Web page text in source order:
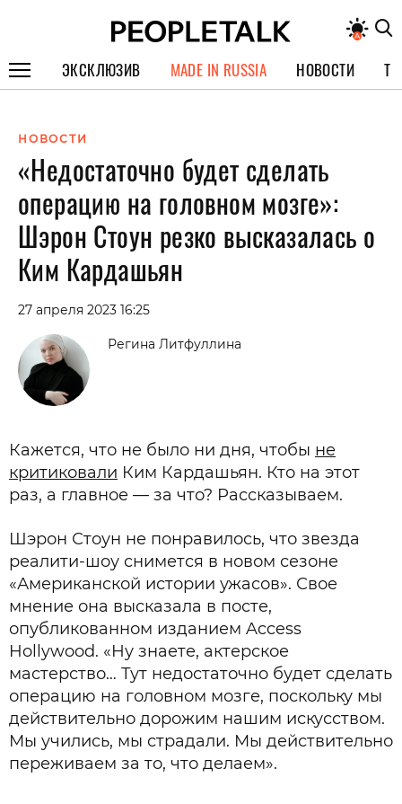
ЭКСКЛЮЗИВ
СПЕЦПРОЕКТЫ
ИНТЕРВЬЮ
ПОКОЛЕНИЕ
MADE IN RUSSIA НОВОСТИ
НОВОСТИ
«Недостаточно будет сделать
операцию на головном мозге»:
Шэрон Стоун резко высказалась о
Ким Кардашьян
27 апреля 2023 16:25
Регина Литфуллина
Кажется, что не было ни дня, чтобы не
критиковали Ким Кардашьян. Кто на этот
раз, а главное — за что? Рассказываем.
Шэрон Стоун не понравилось, что звезда
реалити-шоу снимется в новом сезоне
«Американской истории ужасов». Свое
мнение она высказала в посте,
опубликованном изданием Access
Hollywood. «Ну знаете, актерское
мастерство… Тут недостаточно будет сделать
операцию на головном мозге, поскольку мы
действительно дорожим нашим искусством.
Мы учились, мы страдали. Мы действительно
переживаем за то, что делаем».